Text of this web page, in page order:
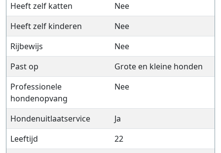
Heeft zelf katten
Nee
Heeft zelf kinderen
Nee
Rijbewijs
Nee
Past op
Grote en kleine honden
Professionele
hondenopvang
Nee
Hondenuitlaatservice
Ja
Leeftijd
22